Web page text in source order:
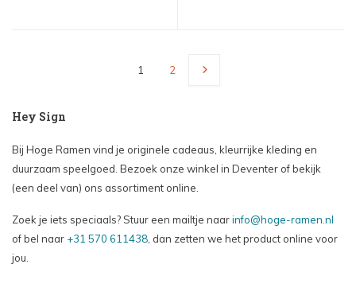
1 2
Hey Sign
Bij Hoge Ramen vind je originele cadeaus, kleurrijke kleding en
duurzaam speelgoed. Bezoek onze winkel in Deventer of bekijk
(een deel van) ons assortiment online.
Zoek je iets speciaals? Stuur een mailtje naarinfo@hoge-ramen.nl
of bel naar +31 570 611438 , dan zetten we het product online voor
jou.